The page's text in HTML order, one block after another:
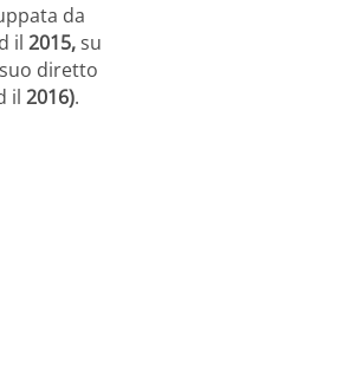
da
il 2015,su
diretto
il 2016).